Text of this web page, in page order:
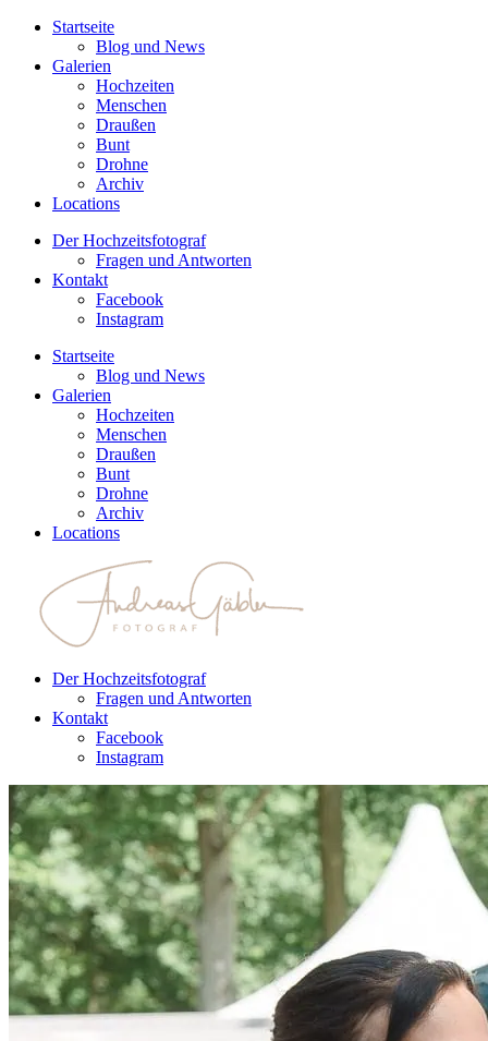
Startseite
Blog und News
Galerien
Hochzeiten
Menschen
Draußen
Bunt
Drohne
Archiv
Locations
Der Hochzeitsfotograf
Fragen und Antworten
Kontakt
Facebook
Instagram
Startseite
Blog und News
Galerien
Hochzeiten
Menschen
Draußen
Bunt
Drohne
Archiv
Locations
Der Hochzeitsfotograf
Fragen und Antworten
Kontakt
Facebook
Instagram